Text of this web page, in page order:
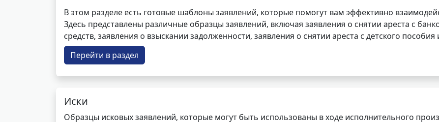
В этом разделе есть готовые шаблоны заявлений, которые помогут вам эффективно
Здесь представлены различные образцы заявлений, включая заявления о снятии ареста с
средств, заявления о взыскании задолженности, заявления о снятии ареста с детского пособия
Перейти в раздел
Иски
Образцы исковых заявлений, которые могут быть использованы в ходе исполнительного